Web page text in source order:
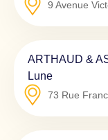
9 Avenue
ARTHAUD &
Lune
73 Rue